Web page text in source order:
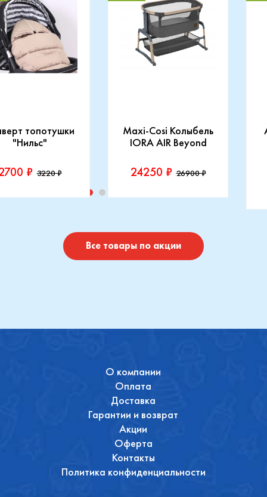
топотушки
"Нильс"
₽ 3220 ₽
Maxi-Cosi Колыбель
IORA AIR Beyond
24250 ₽ 26900 ₽
Производитель::
Купить
Все товары по акции
О компании
Оплата
Доставка
Гарантии и возврат
Акции
Оферта
Контакты
Политика конфиденциальности